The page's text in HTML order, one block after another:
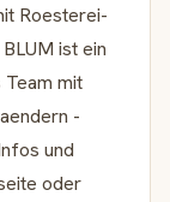
Roesterei-
ist ein
mit
-
und
oder